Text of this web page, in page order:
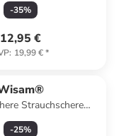
-35%
12,95 €
: 19,99 €*
Strauchschere
53 cm Koffer
-25%